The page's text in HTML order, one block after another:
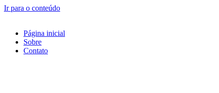
Ir para o conteúdo
Página inicial
Sobre
Contato